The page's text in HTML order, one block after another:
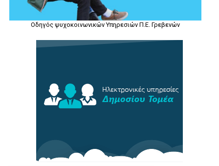
Οδηγός ψυχοκοινωνικών Υπηρεσιών Π.Ε. Γρεβενών